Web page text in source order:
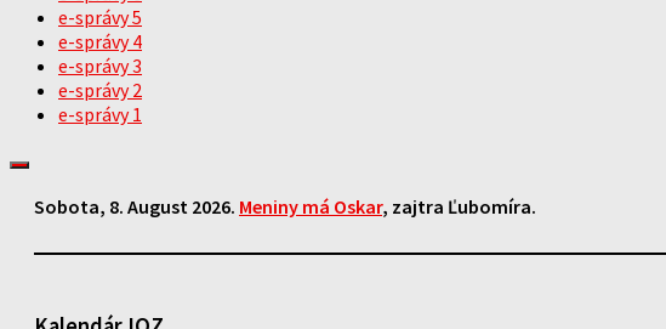
e-správy 5
e-správy 4
e-správy 3
e-správy 2
e-správy 1
Sobota, 8. August 2026. Meniny má Oskar, zajtra Ľubomíra.